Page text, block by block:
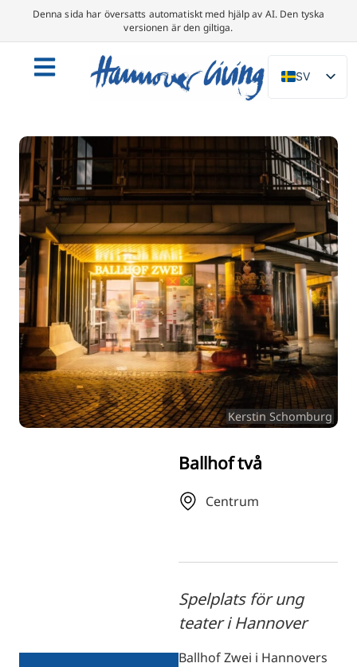
Denna sida har översatts automatiskt med hjälp av AI. Den tyska
versionen är den giltiga.
SV
DE
NL
PL
ES
IT
DA
FR
PT
TR
RU
FI
ZH
Kerstin Schomburg
Ballhof två
Centrum
Spelplats för ung
teater i Hannover
Ballhof Zwei i Hannovers